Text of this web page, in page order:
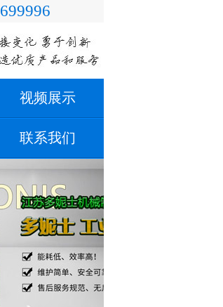
视频展示
联系我们